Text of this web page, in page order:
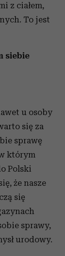
z ciałem,
To jest
siebie
u osoby
się za
sprawę
którym
Polski
że nasze
się
sprawy,
urodowy.